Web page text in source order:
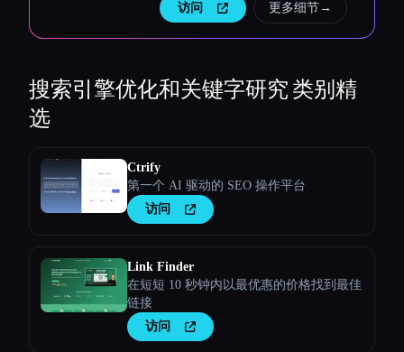
访问 更多细节→
搜索引擎优化和关键字研究类别精
选
Ctrify
第一个 AI 驱动的 SEO 操作平台
访问
Link Finder
在短短 10 秒钟内以最优惠的价格找到最佳
链接
访问